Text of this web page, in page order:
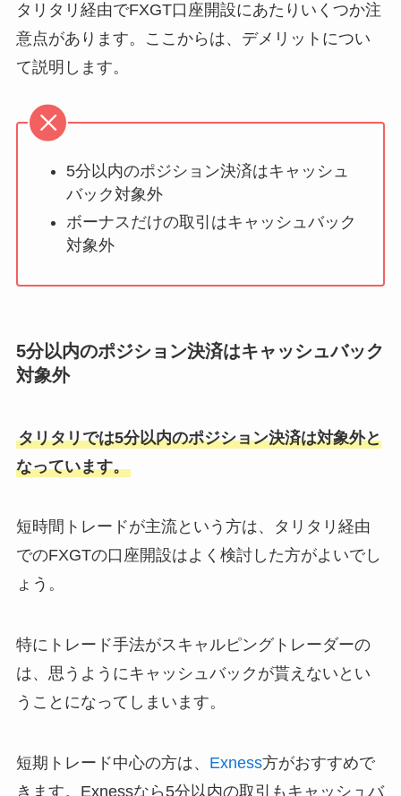
タリタリ経由でFXGT口座開設にあたりいくつか注
意点があります。ここからは、デメリットについ
て説明します。
5分以内のポジション決済はキャッシュ
バック対象外
ボーナスだけの取引はキャッシュバック
対象外
5分以内のポジション決済はキャッシュバック
対象外
タリタリでは5分以内のポジション決済は対象外と
なっています。
短時間トレードが主流という方は、タリタリ経由
でのFXGTの口座開設はよく検討した方がよいでし
ょう。
特にトレード手法がスキャルピングトレーダーの
は、思うようにキャッシュバックが貰えないとい
うことになってしまいます。
短期トレード中心の方は、 Exness方がおすすめで
きます。Exnessなら5分以内の取引もキャッシュバ